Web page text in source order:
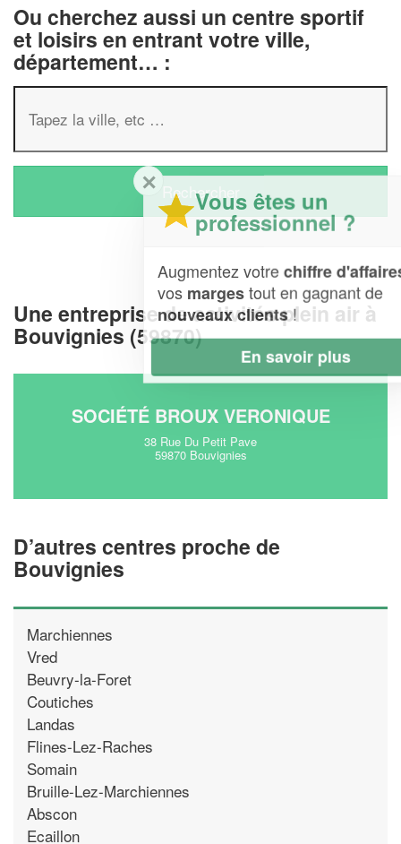
Ou cherchez aussi un centre sportif
et loisirs en entrant votre ville,
département… :
Une entreprise de activités plein air à
Bouvignies (59870)
SOCIÉTÉ BROUX VERONIQUE
38 Rue Du Petit Pave
59870 Bouvignies
D’autres centres proche de
Bouvignies
Marchiennes
Vred
Beuvry-la-Foret
Coutiches
Landas
Flines-Lez-Raches
Somain
Bruille-Lez-Marchiennes
Abscon
Ecaillon
Vous êtes un
professionnel ?
Augmentez votrechiffre d'affaireset
margestout en gagnant de
nouveaux clients!
En savoir plus